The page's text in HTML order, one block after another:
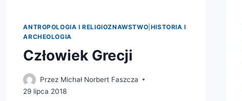
ANTROPOLOGIA I RELIGIOZNAWSTWO HISTORIA I
ARCHEOLOGIA
Człowiek Grecji
Przez Michał Norbert Faszcza
29 lipca 2018